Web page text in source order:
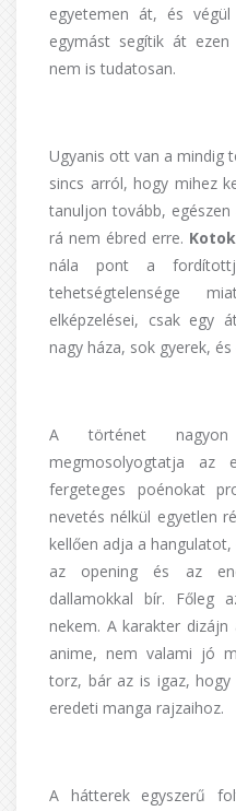
egyetemen át, és
egymást segítik át
nem is tudatosan.
Ugyanis ott van a mindig
sincs arról, hogy mihez
tanuljon tovább, egészen
rá nem ébred erre.
nála pont a
tehetségtelensége
elképzelései, csak egy
nagy háza, sok gyerek,
A történet
megmosolyogtatja az
fergeteges poénokat
nevetés nélkül egyetlen
kellően adja a hangulatot,
az opening és az
dallamokkal bír. Főleg
nekem. A karakter
anime, nem valami jó
torz, bár az is igaz, hogy
eredeti manga rajzaihoz.
A hátterek egyszerű